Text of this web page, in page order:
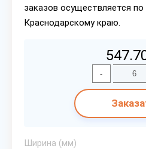
заказов осуществляется
Краснодарскому краю.
-
Ширина (мм)